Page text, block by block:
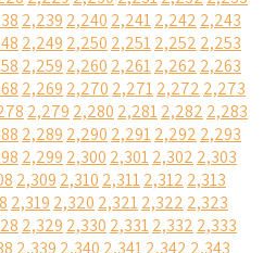
2,239 2,240 2,2412,242 2,243
2,249 2,250 2,2512,252 2,253
2,259 2,260 2,2612,262 2,263
2,269 2,270 2,2712,272 2,273
2,279 2,280 2,2812,282 2,283
2,289 2,290 2,2912,292 2,293
2,299 2,300 2,3012,302 2,303
2,309 2,310 2,3112,312 2,313
2,319 2,320 2,3212,322 2,323
2,329 2,330 2,3312,332 2,333